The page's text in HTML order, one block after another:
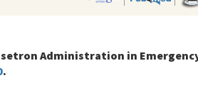
Administration in
.